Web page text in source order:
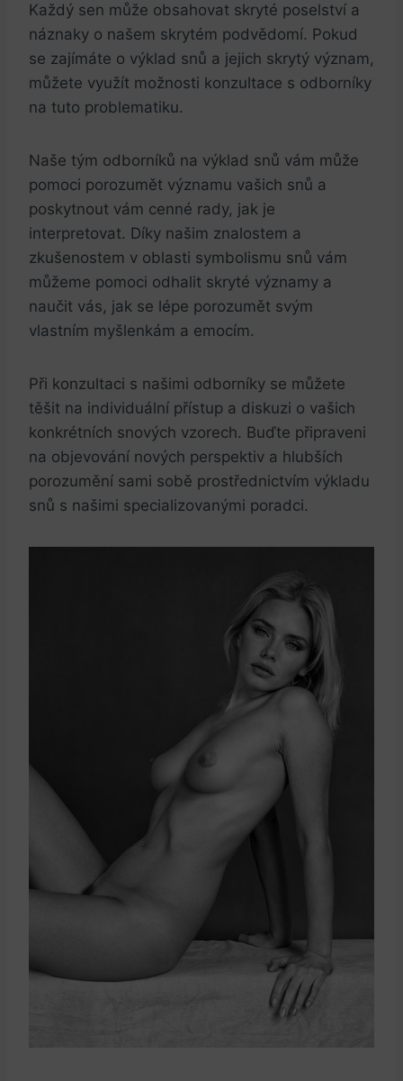
Každý ⁢sen může obsahovat‌ skryté poselství​ a
náznaky o našem skrytém ​podvědomí. Pokud
se zajímáte o‌ výklad snů a jejich skrytý význam,
můžete využít možnosti konzultace s odborníky
na ‍tuto problematiku.
Naše⁢ tým odborníků na výklad⁢ snů ‍vám může
pomoci‌ porozumět významu vašich snů​ a
poskytnout vám cenné rady, jak‍ je
interpretovat. Díky ‌našim znalostem a
zkušenostem v oblasti symbolismu snů ⁣vám
‌můžeme pomoci odhalit skryté⁣ významy ​a
naučit ‍vás, jak se ‍lépe‌ porozumět svým
vlastním myšlenkám a emocím.
Při konzultaci ‍s našimi odborníky ⁤se můžete‍
těšit na individuální přístup a diskuzi o ‍vašich
konkrétních snových vzorech. Buďte připraveni
na objevování nových ⁢perspektiv a hlubších ​
porozumění sami ⁣sobě prostřednictvím výkladu​
snů s našimi specializovanými poradci.